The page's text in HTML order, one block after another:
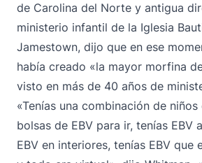
de Carolina del Norte y antigua
ministerio infantil de la Iglesia
Jamestown, dijo que en ese
había creado «la mayor morfina
visto en más de 40 años de
«Tenías una combinación de
bolsas de EBV para ir, tenías EBV
EBV en interiores, tenías EBV que